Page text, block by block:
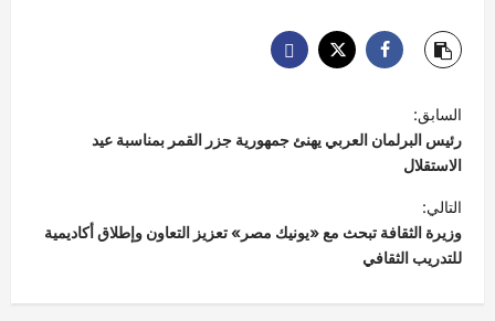
ص
فّ
ح
ا
ل
م
السابق:
رئيس البرلمان العربي يهنئ جمهورية جزر القمر بمناسبة عيد
الاستقلال
التالي:
وزيرة الثقافة تبحث مع «يونيك مصر» تعزيز التعاون وإطلاق أكاديمية
للتدريب الثقافي